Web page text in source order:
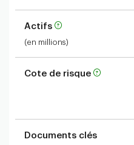
Actifs
(en millions)
Cote de risque
Documents clés